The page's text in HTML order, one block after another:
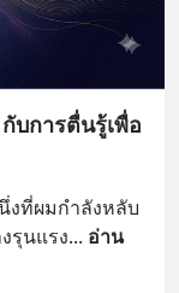
บการตื่นรู้เพื่อ
งที่ผมกำลังหลับ
รุนแรง... อ่าน